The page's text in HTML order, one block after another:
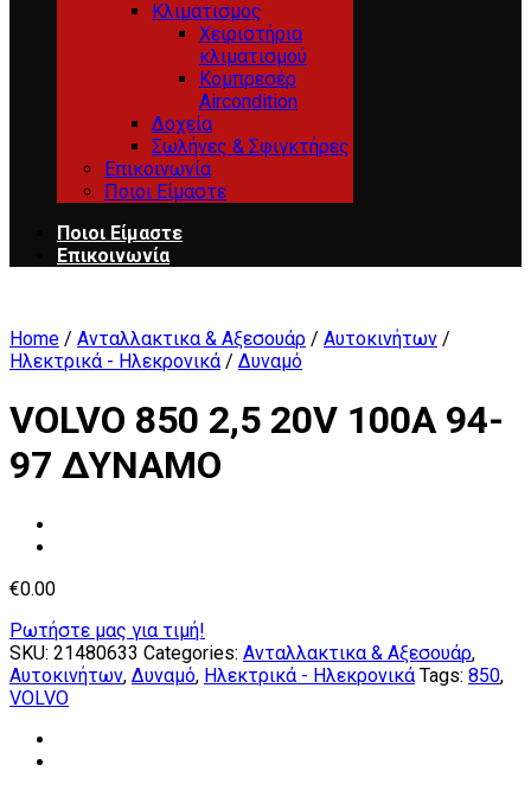
Κλιματισμος
Χειριστήρια
κλιματισμού
Κομπρεσέρ
Aircondition
Δοχεία
Σωλήνες & Σφιγκτήρες
Επικοινωνία
Ποιοι Είμαστε
Ποιοι Είμαστε
Επικοινωνία
Home / Ανταλλακτικα & Αξεσουάρ / Αυτοκινήτων /
Ηλεκτρικά - Ηλεκρονικά / Δυναμό
VOLVO 850 2,5 20V 100A 94-
97 ΔΥΝΑΜΟ
€0.00
Ρωτήστε μας για τιμή!
SKU: 21480633 Categories: Ανταλλακτικα & Αξεσουάρ,
Αυτοκινήτων, Δυναμό, Ηλεκτρικά - Ηλεκρονικά Tags: 850,
VOLVO